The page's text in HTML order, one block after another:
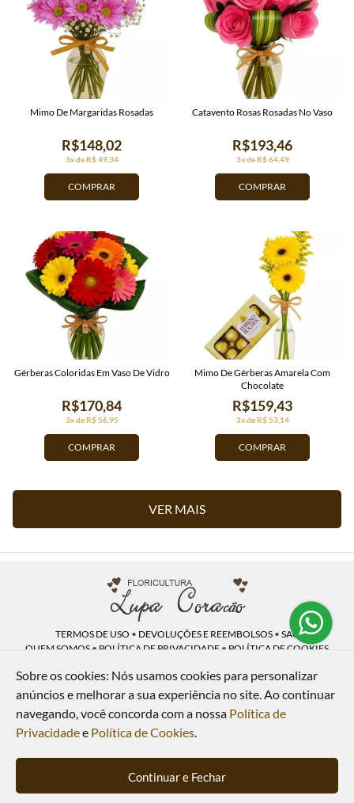
COMPRAR
3x de R$ 49,34
R$148,02
Mimo De Margaridas Rosadas
COMPRAR
3x de R$ 64,49
R$193,46
Catavento Rosas Rosadas No Vaso
COMPRAR
3x de R$ 56,95
R$170,84
Gérberas Coloridas Em Vaso De Vidro
COMPRAR
3x de R$ 53,14
R$159,43
Mimo De Gérberas Amarela Com
Chocolate
VER MAIS
TERMOS DE USO • DEVOLUÇÕES E REEMBOLSOS • SAC
QUEM SOMOS • POLÍTICA DE PRIVACIDADE • POLÍTICA DE COOKIES
Lupa Coração | CNPJ: 16.883.558/0001-00
Av. Heliópolis, 946 - Lj A - Heliópolis - Belford Roxo - RJ - 26120-300
WhatsApp: (21) 97591-5498 | Telefone: (21) 9 7591-5498
© 2024-2026 - Todos os direitos reservados - Desenvolvido por
Inteligentes
Sobre os cookies: Nós usamos cookies para personalizar
anúncios e melhorar a sua experiência no site.Ao continuar
navegando, você concorda com a nossa Política de
Privacidadee Política de Cookies.
Continuar e Fechar